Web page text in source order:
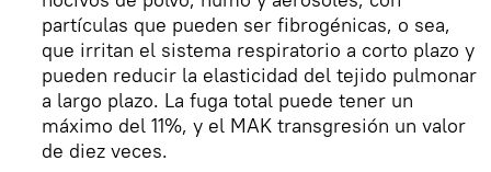
partículas que pueden ser fibrogénicas, o sea,
que irritan el sistema respiratorio a corto plazo y
pueden reducir la elasticidad del tejido pulmonar
a largo plazo. La fuga total puede tener un
máximo del 11%, y el MAK transgresión un valor
de diez veces.